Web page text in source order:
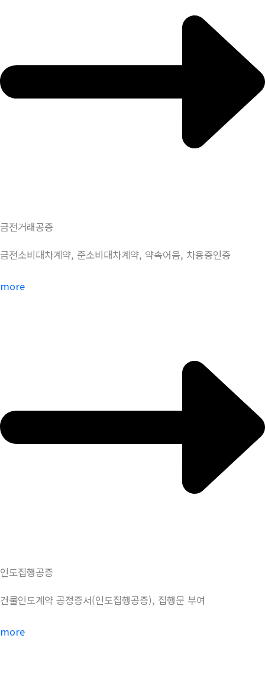
금전거래공증
금전소비대차계약, 준소비대차계약, 약속어음, 차용증인증
more
인도집행공증
건물인도계약 공정증서(인도집행공증), 집행문 부여
more